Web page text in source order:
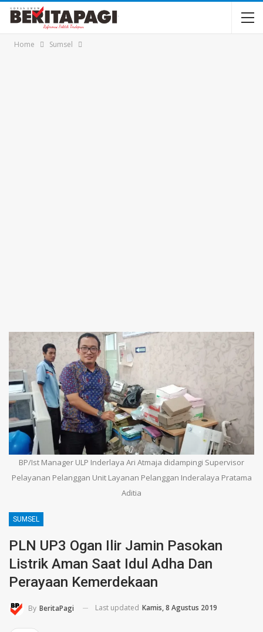
Home Sumsel
BP/Ist Manager ULP Inderlaya Ari Atmaja didampingi Supervisor
Pelayanan Pelanggan Unit Layanan Pelanggan Inderalaya Pratama
Aditia
SUMSEL
PLN UP3 Ogan Ilir Jamin Pasokan
Listrik Aman Saat Idul Adha Dan
Perayaan Kemerdekaan
By BeritaPagi Last updated Kamis, 8 Agustus 2019